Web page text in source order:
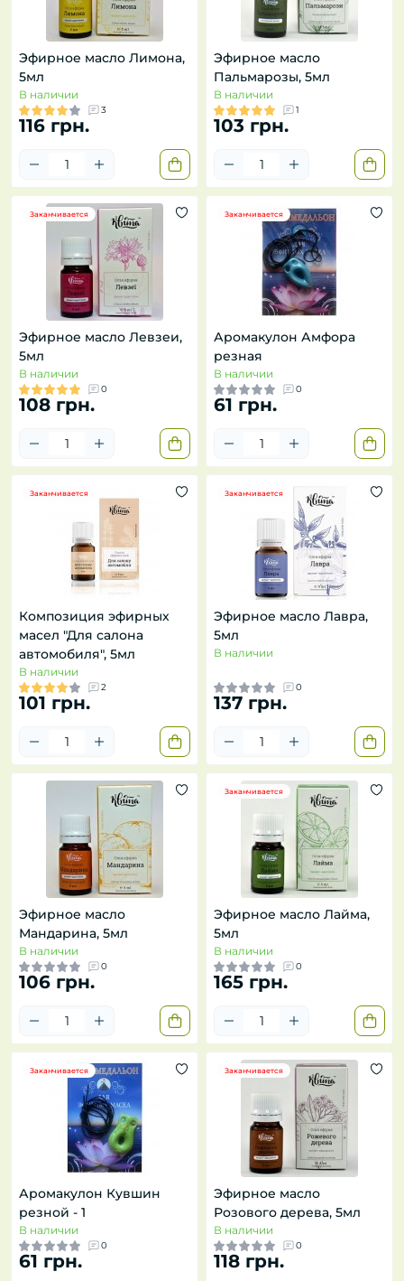
Эфирное масло Лимона,
5мл
В наличии
3
116 грн.
Эфирное масло
Пальмарозы, 5мл
В наличии
1
103 грн.
Заканчивается
Эфирное масло Левзеи,
5мл
В наличии
0
108 грн.
Заканчивается
Аромакулон Амфора
резная
В наличии
0
61 грн.
Заканчивается
Композиция эфирных
масел "Для салона
автомобиля", 5мл
В наличии
2
101 грн.
Заканчивается
Эфирное масло Лавра,
5мл
В наличии
0
137 грн.
Эфирное масло
Мандарина, 5мл
В наличии
0
106 грн.
Заканчивается
Эфирное масло Лайма,
5мл
В наличии
0
165 грн.
Заканчивается
Аромакулон Кувшин
резной - 1
В наличии
0
61 грн.
Заканчивается
Эфирное масло
Розового дерева, 5мл
В наличии
0
118 грн.